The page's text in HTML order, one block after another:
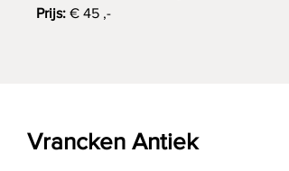
Prijs: € 45 ,-
Vrancken Antiek